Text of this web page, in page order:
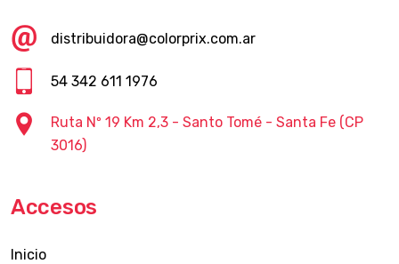
distribuidora@colorprix.com.ar
54 342 611 1976
Ruta Nº 19 Km 2,3 - Santo Tomé - Santa Fe (CP
3016)
Accesos
Inicio